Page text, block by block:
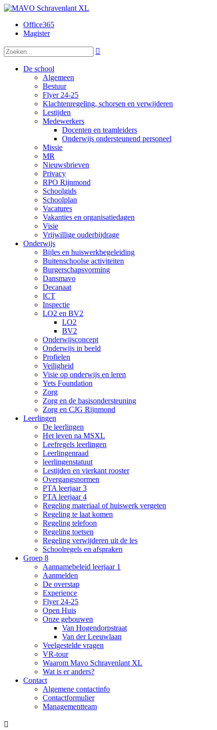
Office365
Magister

De school
Algemeen
Bestuur
Flyer 24-25
Klachtenregeling, schorsen en verwijderen
Lestijden
Medewerkers
Docenten en teamleiders
Onderwijs ondersteunend personeel
Missie
MR
Nieuwsbrieven
Privacy
RPO Rijnmond
Schoolgids
Schoolplan
Vacatures
Vakanties en organisatiedagen
Visie
Vrijwillige ouderbijdrage
Onderwijs
Bijles en huiswerkbegeleiding
Buitenschoolse activiteiten
Burgerschapsvorming
Dansmavo
Decanaat
ICT
Inspectie
LO2 en BV2
LO2
BV2
Onderwijsconcept
Onderwijs in beeld
Profielen
Veiligheid
Visie op onderwijs en leren
Yets Foundation
Zorg
Zorg en de basisondersteuning
Zorg en CJG Rijnmond
Leerlingen
De leerlingen
Het leven na MSXL
Leefregels leerlingen
Leerlingenraad
leerlingenstatuut
Lestijden en vierkant rooster
Overgangsnormen
PTA leerjaar 3
PTA leerjaar 4
Regeling materiaal of huiswerk vergeten
Regeling te laat komen
Regeling telefoon
Regeling toetsen
Regeling verwijderen uit de les
Schoolregels en afspraken
Groep 8
Aannamebeleid leerjaar 1
Aanmelden
De overstap
Experience
Flyer 24-25
Open Huis
Onze gebouwen
Van Hogendorpstraat
Van der Leeuwlaan
Veelgestelde vragen
VR-tour
Waarom Mavo Schravenlant XL
Wat is er anders?
Contact
Algemene contactinfo
Contactformulier
Managementteam
